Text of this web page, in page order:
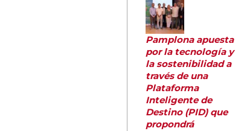
Pamplona apuesta
por la tecnología y
la sostenibilidad a
través de una
Plataforma
Inteligente de
Destino (PID) que
propondrá